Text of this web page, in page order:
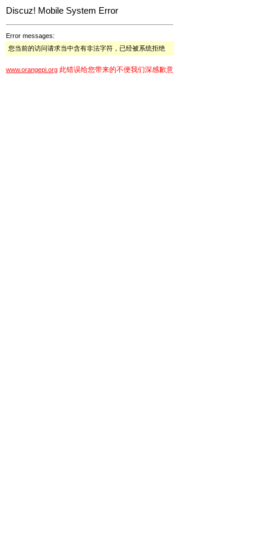
Discuz! Mobile System Error
Error messages:
您当前的访问请求当中含有非法字符，已经被系统拒绝
www.orangepi.org 此错误给您带来的不便我们深感歉意